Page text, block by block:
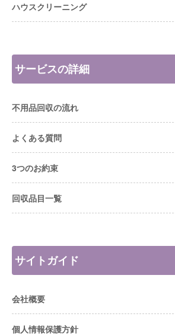
ハウスクリーニング
サービスの詳細
不用品回収の流れ
よくある質問
3つのお約束
回収品目一覧
サイトガイド
会社概要
個人情報保護方針